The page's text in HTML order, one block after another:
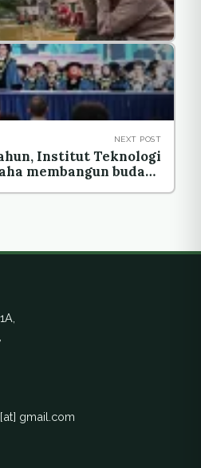
NEXT POST
Institut Teknologi
membangun budaya
gmail.com